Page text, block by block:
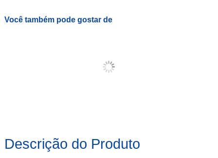
Você também pode gostar de
Descrição do Produto